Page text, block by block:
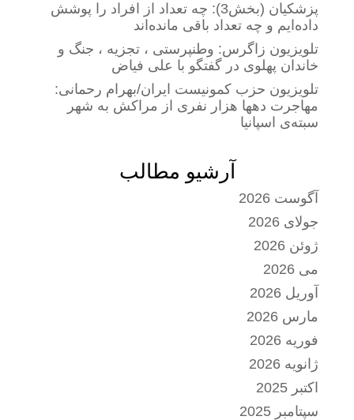
پزشکیان (بخش3): چه تعداد از افراد را پوشش
داده‌ایم و چه تعداد باقی مانده‌اند
تلویزیون زاگرس: وطنپرستی ، تجزیه ، جنگ و
خاندان پهلوی در گفتگو با علی فیاض
تلویزیون حزب کمونیست ایران/بهرام رحمانی:
مهاجرت دهها هزار نفری از مراکش به شهر
سبته‌ی اسپانیا
آرشیو مطالب
آگوست 2026
جولای 2026
ژوئن 2026
می 2026
آوریل 2026
مارس 2026
فوریه 2026
ژانویه 2026
اکتبر 2025
سپتامبر 2025